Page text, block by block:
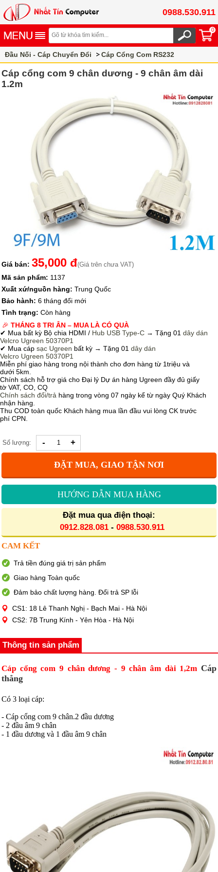
0988.530.911
0
Đầu Nối - Cáp Chuyển Đổi Cáp Cổng Com RS232
Cáp cổng com 9 chân dương - 9 chân âm dài
1.2m
Giá bán: 35,000 đ(Giá trên chưa VAT)
Mã sản phẩm: 1137
Xuất xứ/nguồn hàng: Trung Quốc
Bảo hành: 6 tháng đổi mới
Tình trạng: Còn hàng
🎉 THÁNG 8 TRI ÂN – MUA LÀ CÓ QUÀ
✔ Mua bất kỳ Bộ chia HDMI / Hub USB Type-C → Tặng 01 dây dán
Velcro Ugreen 50370P1
✔ Mua cáp sạc Ugreen bất kỳ → Tặng 01 dây dán
Velcro Ugreen 50370P1
Miễn phí giao hàng trong nội thành cho đơn hàng từ 1triệu và
dưới 5km.
Chính sách hỗ trợ giá cho Đại lý Dự án hàng Ugreen đầy đủ giấy
tờ VAT, CO, CQ
Chính sách đổi/trả hàng trong vòng 07 ngày kể từ ngày Quý Khách
nhận hàng.
Thu COD toàn quốc Khách hàng mua lần đầu vui lòng CK trước
phí CPN.
Số lượng: - +
ĐẶT MUA, GIAO TẬN NƠI
HƯỚNG DẪN MUA HÀNG
Đặt mua qua điện thoại:
0912.828.081 - 0988.530.911
CAM KẾT
Trả tiền đúng giá trị sản phẩm
Giao hàng Toàn quốc
Đảm bảo chất lượng hàng. Đổi trả SP lỗi
CS1: 18 Lê Thanh Nghị - Bạch Mai - Hà Nội
CS2: 7B Trung Kính - Yên Hòa - Hà Nội
Thông tin sản phẩm
Cáp cổng com 9 chân dương - 9 chân âm dài 1,2m Cáp
thẳng
Có 3 loại cáp:
- Cáp cổng com 9 chân.2 đầu dương
- 2 đầu âm 9 chân
- 1 đầu dương và 1 đầu âm 9 chân